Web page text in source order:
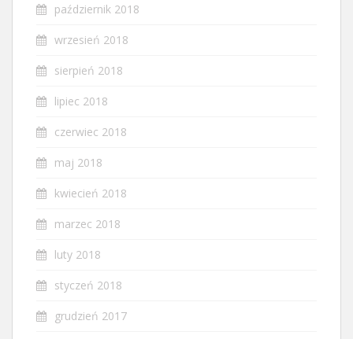
październik 2018
wrzesień 2018
sierpień 2018
lipiec 2018
czerwiec 2018
maj 2018
kwiecień 2018
marzec 2018
luty 2018
styczeń 2018
grudzień 2017